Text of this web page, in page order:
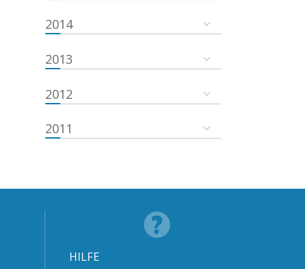
2014
2013
2012
2011
HILFE